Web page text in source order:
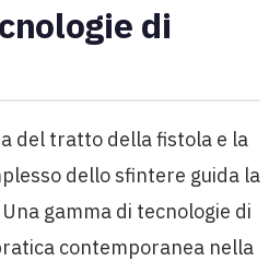
di
del tratto della fistola e la
dello sfintere guida la
gamma di tecnologie di
contemporanea nella